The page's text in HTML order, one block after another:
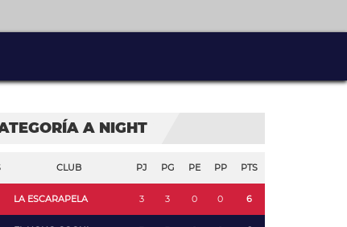
A NIGHT
CLUB PJ PG PE PP PTS
LA ESCARAPELA 3 3 0 0 6